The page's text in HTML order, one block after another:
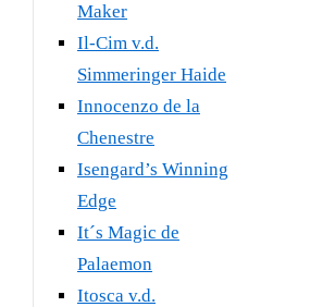
Maker
Il-Cim v.d.
Simmeringer Haide
Innocenzo de la
Chenestre
Isengard’s Winning
Edge
It´s Magic de
Palaemon
Itosca v.d.